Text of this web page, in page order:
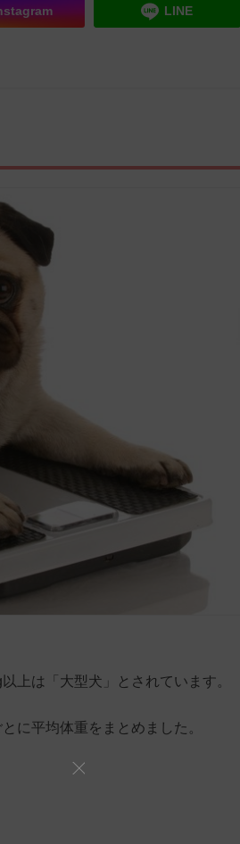
LINE
上は「大型犬」とされています。
に平均体重をまとめました。